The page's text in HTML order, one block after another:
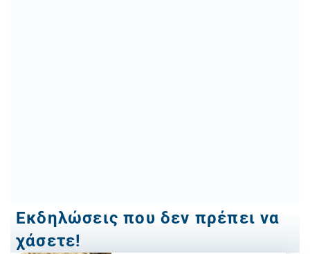
Εκδηλώσεις που δεν πρέπει να
χάσετε!